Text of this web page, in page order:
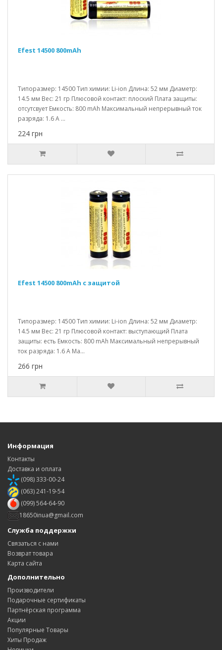
Efest 14500 800mAh
Типоразмер: 14500 Тип химии: Li-ion Длина: 52 мм Диаметр:
14.5 мм Вес: 21 гр Плюсовой контакт: плоский Плата защиты:
отсутсвует Емкость: 800 mAh Максимальный непрерывный ток
разряда: 1.6 A ...
224 грн
Efest 14500 800mAh с защитой
Типоразмер: 14500 Тип химии: Li-ion Длина: 52 мм Диаметр:
14.5 мм Вес: 21 гр Плюсовой контакт: выступающий Плата
защиты: есть Емкость: 800 mAh Максимальный непрерывный
ток разряда: 1.6 A Ма...
266 грн
Информация
Контакты
Доставка и оплата
(098) 333-00-24
(063) 241-19-54
(099) 564-64-90
18650inua@gmail.com
Служба поддержки
Связаться с нами
Возврат товара
Карта сайта
Дополнительно
Производители
Подарочные сертификаты
Партнёрская программа
Акции
Популярные Товары
Хиты Продаж